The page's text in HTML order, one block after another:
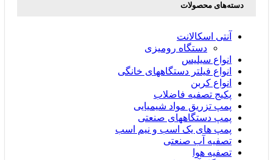
دسته‌های محصولات
آنتی اسکالانت
دستگاه رومیزی
انواع سیلیس
انواع فیلتر دستگاههای خانگی
انواع کربن
پکیج تصفیه فاضلاب
پمپ تزریق مواد شیمیایی
پمپ دستگاههای صنعتی
پمپ های یک اسب و نیم اسب
تصفیه آب صنعتی
تصفیه هوا